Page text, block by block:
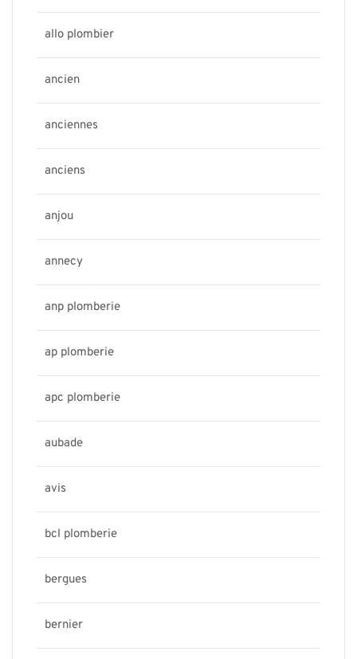
allo plombier
ancien
anciennes
anciens
anjou
annecy
anp plomberie
ap plomberie
apc plomberie
aubade
avis
bcl plomberie
bergues
bernier